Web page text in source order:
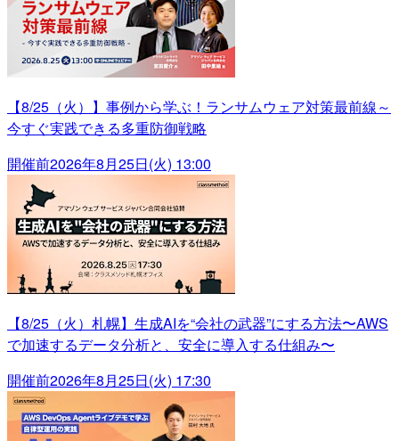
【8/25（火）】事例から学ぶ！ランサムウェア対策最前線～
今すぐ実践できる多重防御戦略
開催前2026年8月25日(火) 13:00
【8/25（火）札幌】生成AIを“会社の武器”にする方法〜AWS
で加速するデータ分析と、安全に導入する仕組み〜
開催前2026年8月25日(火) 17:30